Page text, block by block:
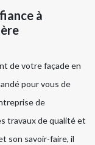
à
de votre façade en
pour vous de
de
travaux de qualité et
son savoir-faire, il